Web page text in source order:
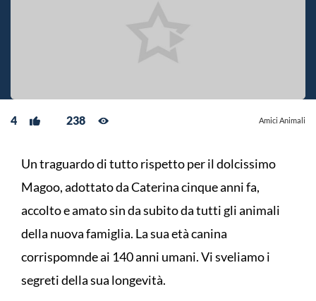
4 238 Amici Animali
Un traguardo di tutto rispetto per il dolcissimo
Magoo, adottato da Caterina cinque anni fa,
accolto e amato sin da subito da tutti gli animali
della nuova famiglia. La sua età canina
corrispomnde ai 140 anni umani. Vi sveliamo i
segreti della sua longevità.